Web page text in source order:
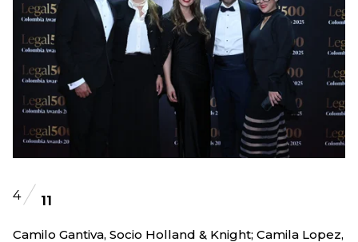
4 11
Camilo Gantiva, Socio Holland & Knight; Camila Lopez,